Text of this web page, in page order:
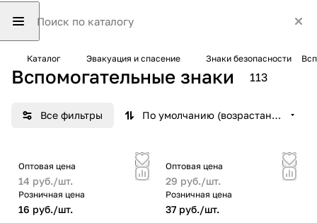
Каталог Эвакуация и спасение Знаки безопасности
Вспомогательные знаки 113
Все фильтры По умолчанию (возрастание)
Оптовая цена
14 руб./шт.
Розничная цена
16 руб./шт.
Оптовая цена
29 руб./шт.
Розничная цена
37 руб./шт.